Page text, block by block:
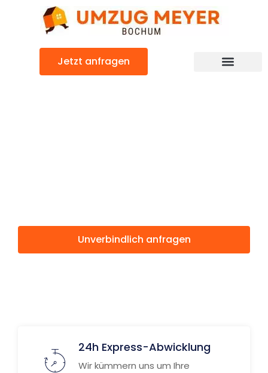
Jetzt anfragen
Unverbindlich anfragen
24h Express-Abwicklung
Wir kümmern uns um Ihre